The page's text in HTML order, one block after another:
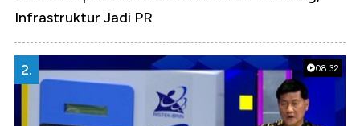
Infrastruktur Jadi PR
08:32
2.